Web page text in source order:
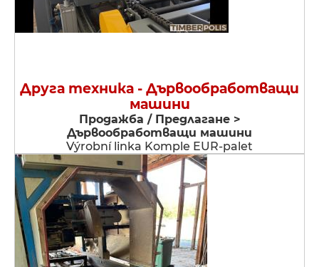
Друга техника - Дървообработващи
машини
Продажба / Предлагане >
Дървообработващи машини
Výrobní linka Komple EUR-palet